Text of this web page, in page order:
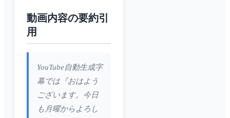
動画内容の要約引
用
YouTube自動生成字
幕では『おはよう
ございます。今日
も月曜からよろし